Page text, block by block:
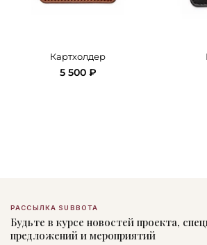
Картхолдер
5 500 ₽
РАССЫЛКА SUBBOTA
Будьте в курсе новостей проекта,
предложений и мероприятий